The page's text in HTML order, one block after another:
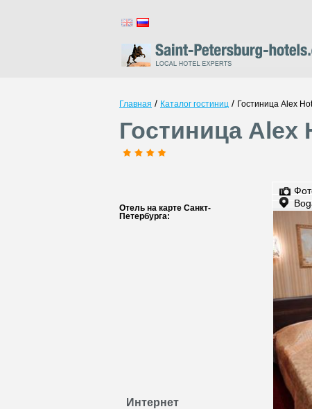
Главная / Каталог гостиниц / Гостиница Alex
Гостиница Alex
Отель на карте Санкт-
Петербурга:
Интернет